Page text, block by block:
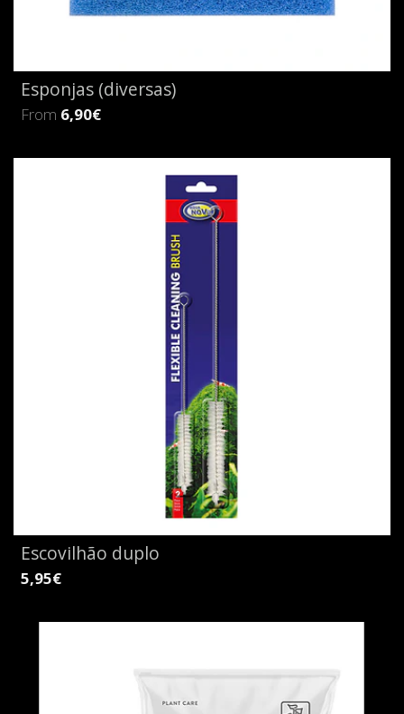
Esponjas (diversas)
From 6,90€
Escovilhão duplo
5,95€